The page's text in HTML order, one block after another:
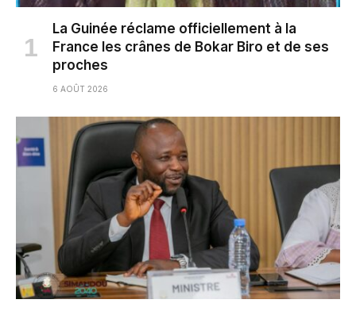
La Guinée réclame officiellement à la
France les crânes de Bokar Biro et de ses
proches
6 AOÛT 2026